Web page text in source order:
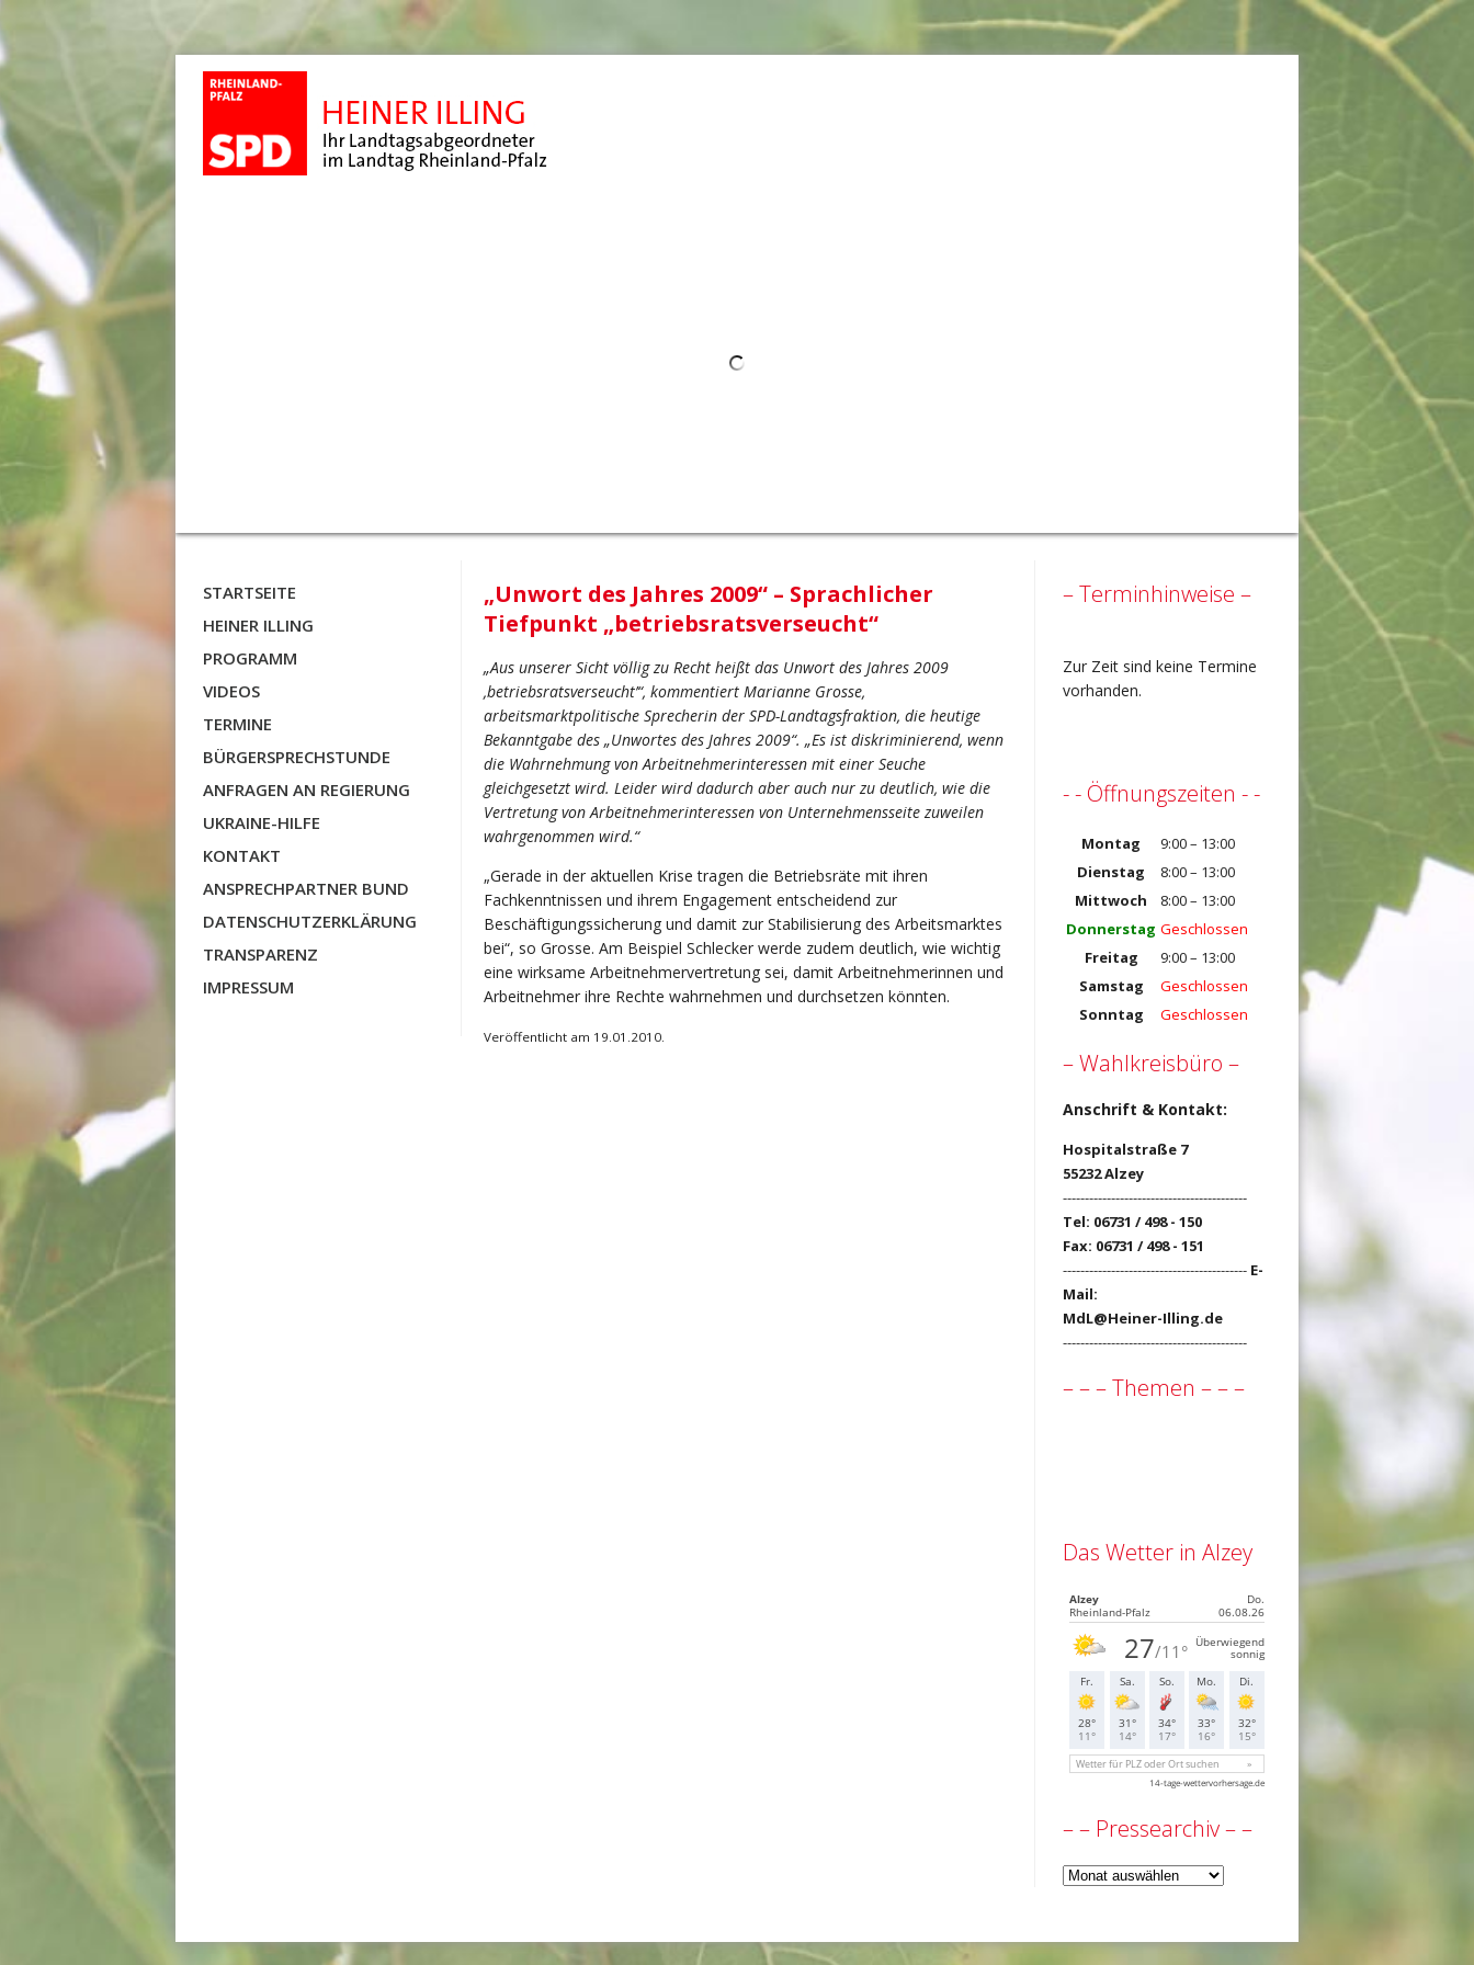
STARTSEITE
HEINER ILLING
PROGRAMM
VIDEOS
TERMINE
BÜRGERSPRECHSTUNDE
ANFRAGEN AN REGIERUNG
UKRAINE-HILFE
KONTAKT
ANSPRECHPARTNER BUND
DATENSCHUTZERKLÄRUNG
TRANSPARENZ
IMPRESSUM
„Unwort des Jahres 2009“ – Sprachlicher
Tiefpunkt „betriebsratsverseucht“
„Aus unserer Sicht völlig zu Recht heißt das Unwort des Jahres 2009
‚betriebsratsverseucht’“, kommentiert Marianne Grosse,
arbeitsmarktpolitische Sprecherin der SPD-Landtagsfraktion, die heutige
Bekanntgabe des „Unwortes des Jahres 2009“. „Es ist diskriminierend, wenn
die Wahrnehmung von Arbeitnehmerinteressen mit einer Seuche
gleichgesetzt wird. Leider wird dadurch aber auch nur zu deutlich, wie die
Vertretung von Arbeitnehmerinteressen von Unternehmensseite zuweilen
wahrgenommen wird.“
„Gerade in der aktuellen Krise tragen die Betriebsräte mit ihren
Fachkenntnissen und ihrem Engagement entscheidend zur
Beschäftigungssicherung und damit zur Stabilisierung des Arbeitsmarktes
bei“, so Grosse. Am Beispiel Schlecker werde zudem deutlich, wie wichtig
eine wirksame Arbeitnehmervertretung sei, damit Arbeitnehmerinnen und
Arbeitnehmer ihre Rechte wahrnehmen und durchsetzen könnten.
Veröffentlicht am 19.01.2010.
– Terminhinweise –
Zur Zeit sind keine Termine
vorhanden.
- - Öffnungszeiten - -
Montag
9:00 – 13:00
Dienstag
8:00 – 13:00
Mittwoch
8:00 – 13:00
Donnerstag Geschlossen
Freitag
9:00 – 13:00
Samstag
Geschlossen
Sonntag
Geschlossen
– Wahlkreisbüro –
Anschrift & Kontakt:
Hospitalstraße 7
55232 Alzey
------------------------------------------
Tel: 06731 / 498 - 150
Fax: 06731 / 498 - 151
------------------------------------------ E-
Mail:
MdL@Heiner-Illing.de
------------------------------------------
– – – Themen – – –
Das Wetter in Alzey
– – Pressearchiv – –
–